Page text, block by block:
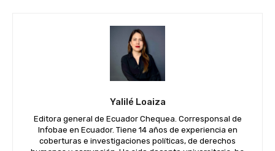
Yalilé Loaiza
Editora general de Ecuador Chequea. Corresponsal de
Infobae en Ecuador. Tiene 14 años de experiencia en
coberturas e investigaciones políticas, de derechos